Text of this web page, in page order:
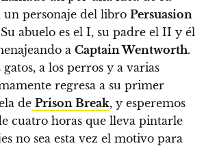
un personaje del libro Persuasion
abuelo es el I, su padre el II y él
a Captain Wentworth.
a los perros y a varias
regresa a su primer
de Prison Break, y esperemos
cuatro horas que lleva pintarle
no sea esta vez el motivo para